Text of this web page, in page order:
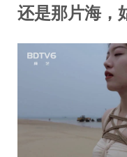
还是那片海，